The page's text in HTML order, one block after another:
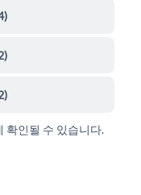
)
)
)
확인될 수 있습니다.